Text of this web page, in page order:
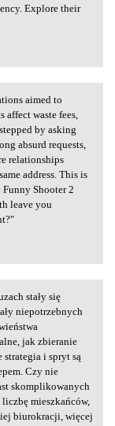
Explore their
aimed to
affect waste fees,
by asking
absurd requests,
relationships
address. This is
Shooter 2
leave you
stały się
niepotrzebnych
jak zbieranie
i spryt są
Czy nie
skomplikowanych
mieszkańców,
biurokracji, więcej